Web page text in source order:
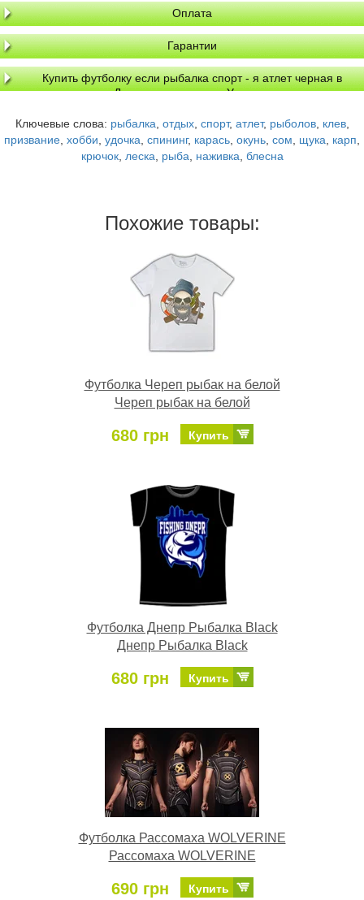
Оплата
Гарантии
Купить футболку если рыбалка спорт - я атлет черная в
Днепре, доставка по Украине
Ключевые слова: рыбалка, отдых, спорт, атлет, рыболов, клев,
призвание, хобби, удочка, спининг, карась, окунь, сом, щука, карп,
крючок, леска, рыба, наживка, блесна
Похожие товары:
Футболка Череп рыбак на белой
Череп рыбак на белой
680 грн Купить
Футболка Днепр Рыбалка Black
Днепр Рыбалка Black
680 грн Купить
Футболка Рассомаха WOLVERINE
Рассомаха WOLVERINE
690 грн Купить